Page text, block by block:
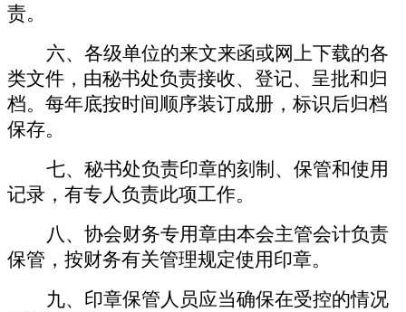
责。
六、各级单位的来文来函或网上下载的各
类文件，由秘书处负责接收、登记、呈批和归
档。每年底按时间顺序装订成册，标识后归档
保存。
七、秘书处负责印章的刻制、保管和使用
记录，有专人负责此项工作。
八、协会财务专用章由本会主管会计负责
保管，按财务有关管理规定使用印章。
九、印章保管人员应当确保在受控的情况